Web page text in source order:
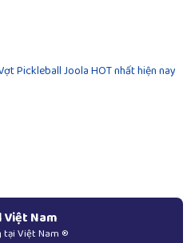
Pickleball Joola HOT nhất hiện nay
Việt Nam
tại Việt Nam ®